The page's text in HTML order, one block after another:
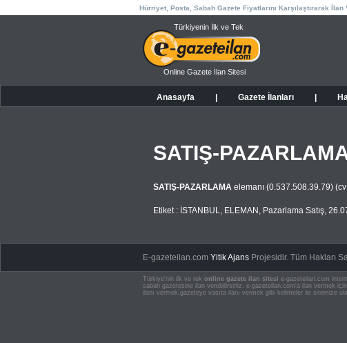
Hürriyet, Posta, Sabah Gazete Fiyatlarını Karşılaştırarak İlan
Türkiyenin İlk ve Tek
Online Gazete İlan Sitesi
Anasayfa Gazete İlanları
SATIŞ-
SATIŞ-PAZARLAMA elemanı (0.537.508.39.79) (
Etiket : İSTANBUL, ELEMAN , Pazarlama Satış,
E-gazeteilan.comYitik Ajans Projesidir.Tüm Hakları
Türkiye'nin ilk ve tek online gazete ilan sitesi e-gazeteilan.com
sabah gazetesine ilan verebilirsiniz. e-gazeteilan.com'a ilan vermek
ilanı vermek,gazeteye vasıta ilanı vermek gibi kelimeler ile sitemize